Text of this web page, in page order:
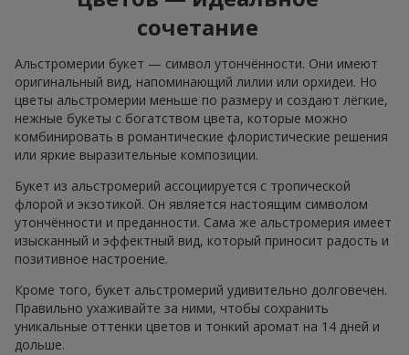
сочетание
Альстромерии букет — символ утончённости. Они имеют
оригинальный вид, напоминающий лилии или орхидеи. Но
цветы альстромерии меньше по размеру и создают лёгкие,
нежные букеты с богатством цвета, которые можно
комбинировать в романтические флористические решения
или яркие выразительные композиции.
Букет из альстромерий ассоциируется с тропической
флорой и экзотикой. Он является настоящим символом
утончённости и преданности. Сама же альстромерия имеет
изысканный и эффектный вид, который приносит радость и
позитивное настроение.
Кроме того, букет альстромерий удивительно долговечен.
Правильно ухаживайте за ними, чтобы сохранить
уникальные оттенки цветов и тонкий аромат на 14 дней и
дольше.